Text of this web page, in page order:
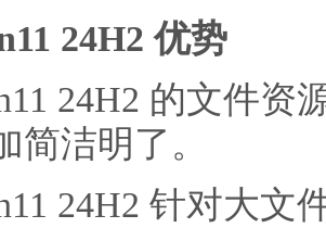
24H2 优势
24H2 的文件资
简洁明了。
24H2 针对大文